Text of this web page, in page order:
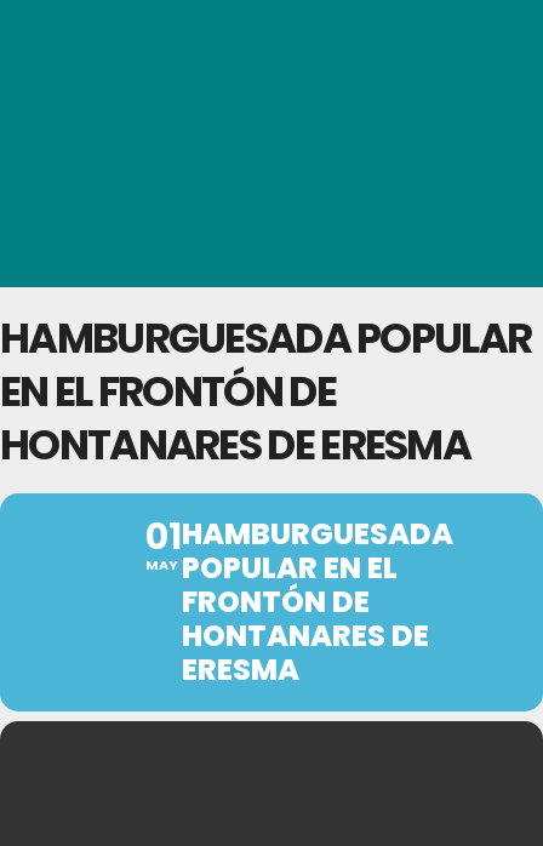
HAMBURGUESADA POPULAR
EN EL FRONTÓN DE
HONTANARES DE ERESMA
01
MAY
HAMBURGUESADA
POPULAR EN EL
FRONTÓN DE
HONTANARES DE
ERESMA